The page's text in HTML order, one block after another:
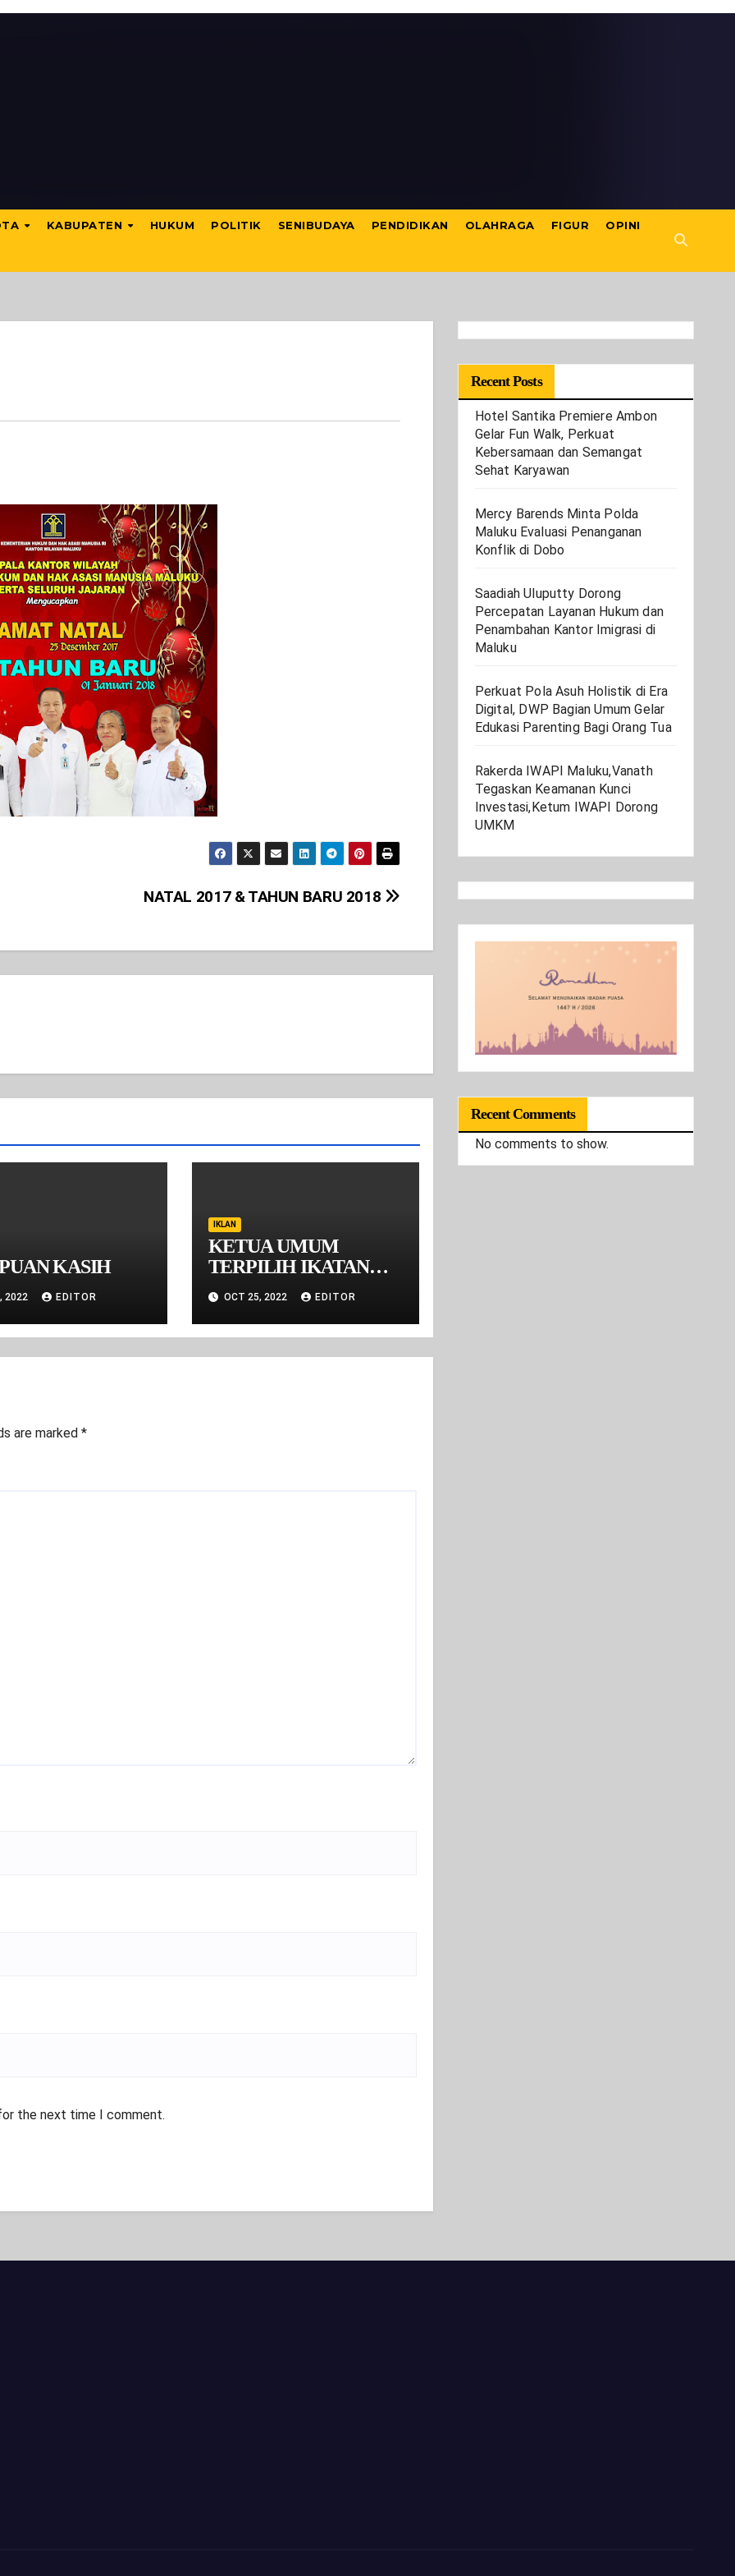
KABUPATEN HUKUM POLITIK SENIBUDAYA PENDIDIKAN OLAHRAGA FIGUR OPINI
NATAL 2017 & TAHUN BARU 2018
KASIH
2022 EDITOR
IKLAN
KETUA UMUM
TERPILIH IKATAN
YANTE NUHU EVAV
MALUKU PERIODE
2022-2026
OCT 25, 2022 EDITOR
are marked *
the next time I comment.
Recent Posts
Hotel Santika Premiere Ambon
Gelar Fun Walk, Perkuat
Kebersamaan dan Semangat
Sehat Karyawan
Mercy Barends Minta Polda
Maluku Evaluasi Penanganan
Konflik di Dobo
Saadiah Uluputty Dorong
Percepatan Layanan Hukum dan
Penambahan Kantor Imigrasi di
Maluku
Perkuat Pola Asuh Holistik di Era
Digital, DWP Bagian Umum Gelar
Edukasi Parenting Bagi Orang Tua
Rakerda IWAPI Maluku,Vanath
Tegaskan Keamanan Kunci
Investasi,Ketum IWAPI Dorong
UMKM
Recent Comments
No comments to show.